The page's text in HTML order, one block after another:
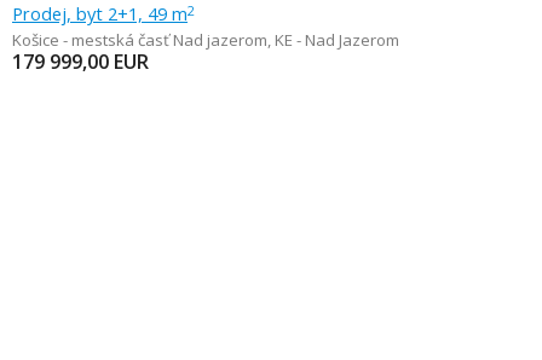
Prodej, byt 2+1, 49 m2
Košice - mestská časť Nad jazerom, KE - Nad Jazerom
179 999,00 EUR